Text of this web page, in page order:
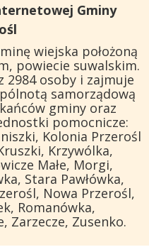
Gminy
wiejska położoną
powiecie suwalskim.
2984 osoby i zajmuje
samorządową
gminy oraz
pomocnicze:
Kolonia Przerośl
Krzywólka,
Małe, Morgi,
Stara Pawłówka,
Nowa Przerośl,
Romanówka,
Zarzecze, Zusenko.